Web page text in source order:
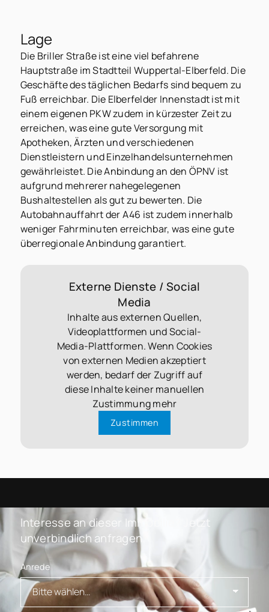
Lage
Die Briller Straße ist eine viel befahrene
Hauptstraße im Stadtteil Wuppertal-Elberfeld. Die
Geschäfte des täglichen Bedarfs sind bequem zu
Fuß erreichbar. Die Elberfelder Innenstadt ist mit
einem eigenen PKW zudem in kürzester Zeit zu
erreichen, was eine gute Versorgung mit
Apotheken, Ärzten und verschiedenen
Dienstleistern und Einzelhandelsunternehmen
gewährleistet. Die Anbindung an den ÖPNV ist
aufgrund mehrerer nahegelegenen
Bushaltestellen als gut zu bewerten. Die
Autobahnauffahrt der A46 ist zudem innerhalb
weniger Fahrminuten erreichbar, was eine gute
überregionale Anbindung garantiert.
Externe Dienste / Social
Media
Inhalte aus externen Quellen,
Videoplattformen und Social-
Media-Plattformen. Wenn Cookies
von externen Medien akzeptiert
werden, bedarf der Zugriff auf
diese Inhalte keiner manuellen
Zustimmung mehr
Zustimmen
Interesse an dieser Immobilie? Jetzt
unverbindlich anfragen.
Anrede